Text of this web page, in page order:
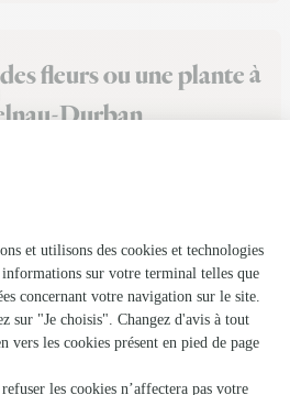
fleurs ou une plante à
Durban